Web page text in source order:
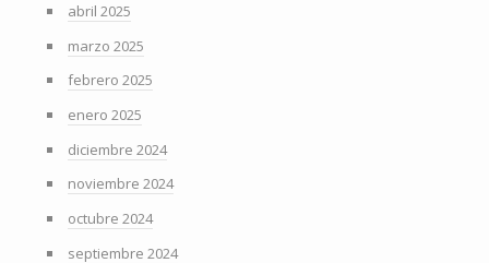
abril 2025
marzo 2025
febrero 2025
enero 2025
diciembre 2024
noviembre 2024
octubre 2024
septiembre 2024